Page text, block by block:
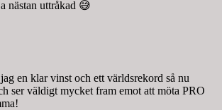
nästan uttråkad 😅
en klar vinst och ett världsrekord så nu
ser väldigt mycket fram emot att möta PRO